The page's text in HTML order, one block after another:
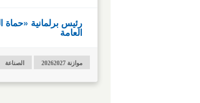
رئيس برلمانية
العامة
موازنة 20262027 الصناعة